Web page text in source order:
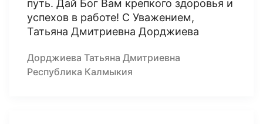
путь. Дай Бог Вам крепкого здоровья и
успехов в работе! С Уважением,
Татьяна Дмитриевна Дорджиева
Дорджиева Татьяна Дмитриевна
Республика Калмыкия